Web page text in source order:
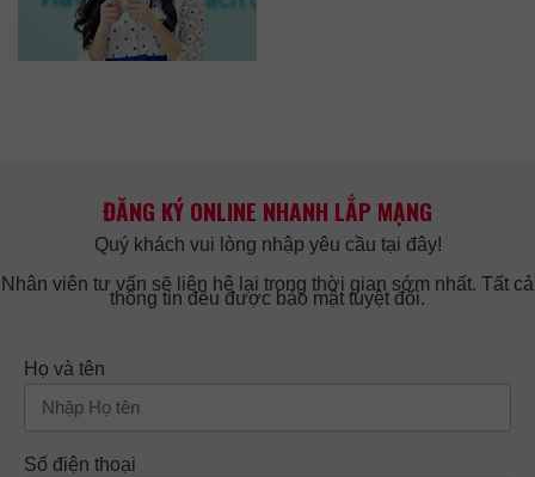
ĐĂNG KÝ ONLINE NHANH LẮP MẠNG
Quý khách vui lòng nhập yêu cầu tại đây!
Nhân viên tư vấn sẽ liên hệ lại trong thời gian sớm nhất. Tất cả
thông tin đều được bảo mật tuyệt đối.
Họ và tên
Số điện thoại